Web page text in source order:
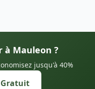
à Mauleon ?
jusqu'à 40%
Gratuit